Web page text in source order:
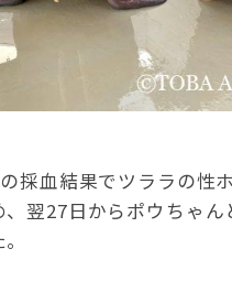
採血結果でツララの性
、翌27日からポウちゃん